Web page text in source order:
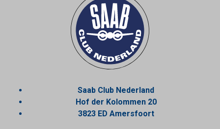
Saab Club Nederland
Hof der Kolommen 20
3823 ED Amersfoort